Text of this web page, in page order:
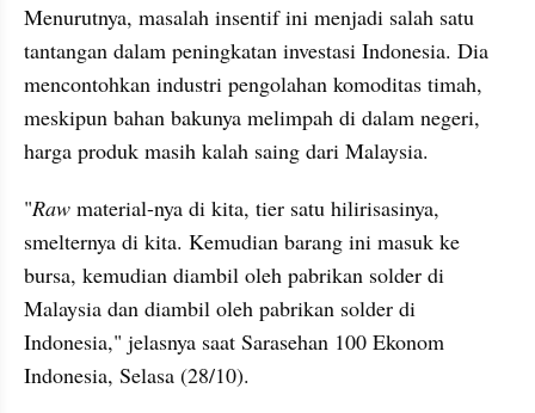
Menurutnya, masalah insentif ini menjadi salah satu
tantangan dalam peningkatan investasi Indonesia. Dia
mencontohkan industri pengolahan komoditas timah,
meskipun bahan bakunya melimpah di dalam negeri,
harga produk masih kalah saing dari Malaysia.
"Raw material-nya di kita, tier satu hilirisasinya,
smelternya di kita. Kemudian barang ini masuk ke
bursa, kemudian diambil oleh pabrikan solder di
Malaysia dan diambil oleh pabrikan solder di
Indonesia," jelasnya saat Sarasehan 100 Ekonom
Indonesia, Selasa (28/10).